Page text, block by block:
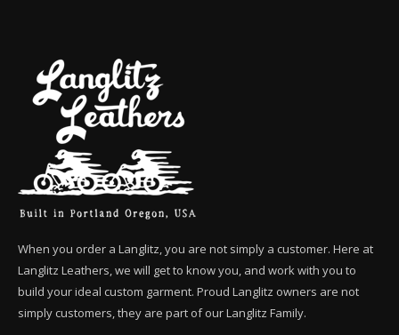
When you order a Langlitz, you are not simply a customer. Here at
Langlitz Leathers, we will get to know you, and work with you to
build your ideal custom garment. Proud Langlitz owners are not
simply customers, they are part of our Langlitz Family.